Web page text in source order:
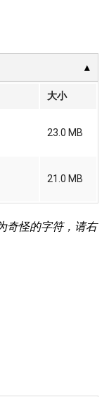
大小
23.0 MB
21.0 MB
奇怪的字符，请右